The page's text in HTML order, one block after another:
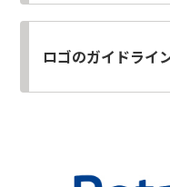
ロゴのガイドライ